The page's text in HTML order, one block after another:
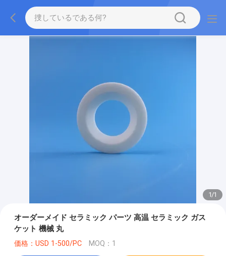
1/1
オーダーメイド セラミック パーツ 高温 セラミック ガス
ケット 機械 丸
価格：USD 1-500/PC MOQ：1